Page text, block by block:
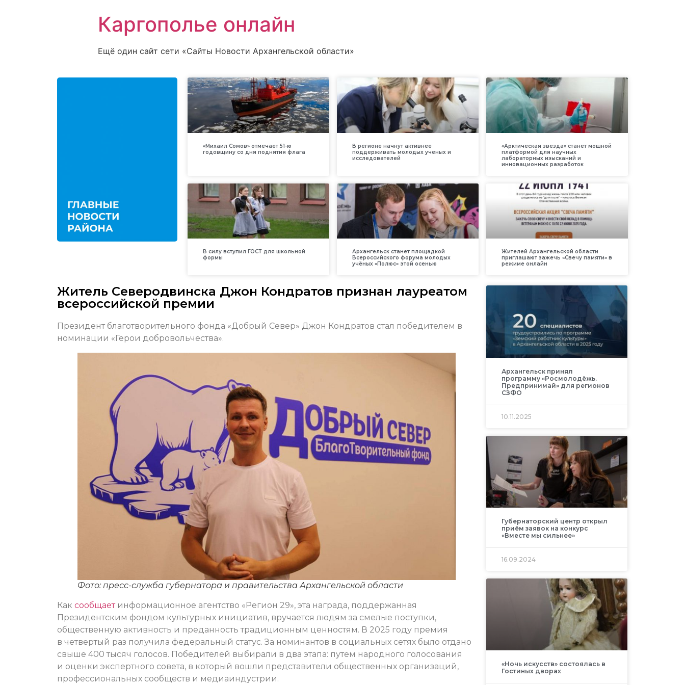
Каргополье онлайн
Ещё один сайт сети «Сайты Новости Архангельской области»
«Михаил Сомов» отмечает 51-ю
годовщину со дня поднятия флага
В регионе начнут активнее
поддерживать молодых ученых и
исследователей
«Арктическая звезда» станет мощной
платформой для научных
лабораторных изысканий и
инновационных разработок
В силу вступил ГОСТ для школьной
формы
Архангельск станет площадкой
Всероссийского форума молодых
учёных «Полюс» этой осенью
Жителей Архангельской области
приглашают зажечь «Свечу памяти» в
режиме онлайн
Житель Северодвинска Джон Кондратов признан лауреатом
всероссийской премии
Президент благотворительного фонда «Добрый Север» Джон Кондратов стал победителем в
номинации «Герои добровольчества».
Фото: пресс-служба губернатора и правительства Архангельской области
Как сообщает информационное агентство «Регион 29», эта награда, поддержанная
Президентским фондом культурных инициатив, вручается людям за смелые поступки,
общественную активность и преданность традиционным ценностям. В 2025 году премия
в четвертый раз получила федеральный статус. За номинантов в социальных сетях было отдано
свыше 400 тысяч голосов. Победителей выбирали в два этапа: путем народного голосования
и оценки экспертного совета, в который вошли представители общественных организаций,
профессиональных сообществ и медиаиндустрии.
Архангельск принял
программу «Росмолодёжь.
Предпринимай» для регионов
СЗФО
10.11.2025
Губернаторский центр открыл
приём заявок на конкурс
«Вместе мы сильнее»
16.09.2024
«Ночь искусств» состоялась в
Гостиных дворах